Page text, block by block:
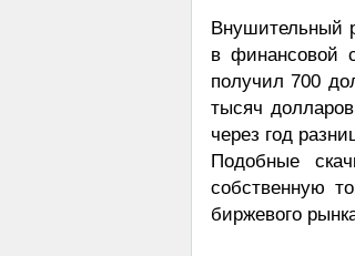
Внушительный
в финансовой
получил 700
тысяч
через год
Подобные
собственную
биржевого